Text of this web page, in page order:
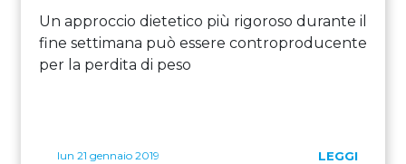
Un approccio dietetico più rigoroso durante il
fine settimana può essere controproducente
per la perdita di peso
lun 21 gennaio 2019 LEGGI